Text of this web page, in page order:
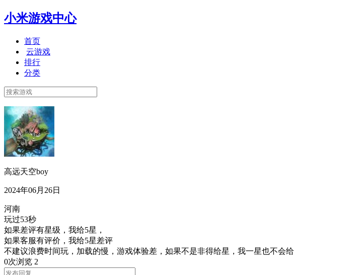
小米游戏中心
首页
云游戏
排行
分类
高远天空boy
2024年06月26日
河南
玩过53秒
如果差评有星级，我给5星，
如果客服有评价，我给5星差评
不建议浪费时间玩，加载的慢，游戏体验差，如果不是非得给星，我一星也不会给
0次浏览 2